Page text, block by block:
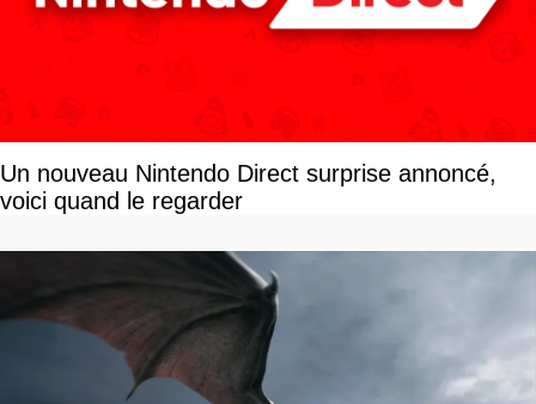
Un nouveau Nintendo Direct surprise annoncé,
voici quand le regarder